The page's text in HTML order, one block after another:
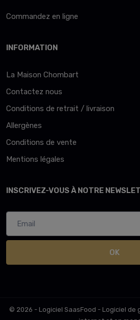
Commandez en ligne
INFORMATION
La Maison Chombart
Contactez nous
Conditions de retrait / livraison
Allergènes
Conditions de vente
Mentions légales
INSCRIVEZ-VOUS À NOTRE
OK
© 2026 - Logiciel SaasFood - Logiciel de